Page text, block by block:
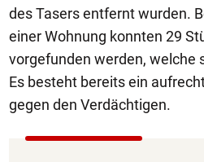
des Tasers entfernt wurden.
einer Wohnung konnten 29
vorgefunden werden, welche
Es besteht bereits ein
gegen den Verdächtigen.